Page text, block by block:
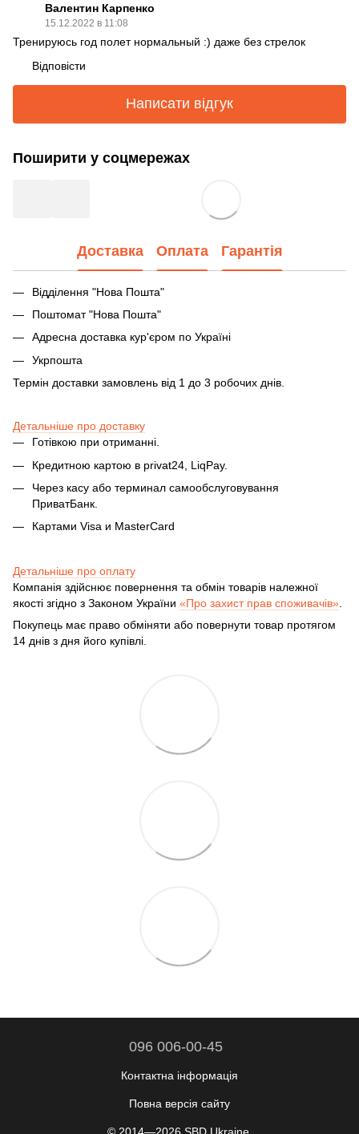
Валентин Карпенко
15.12.2022 в 11:08
Тренируюсь год полет нормальный :) даже без стрелок
Відповісти
Написати відгук
Поширити у соцмережах
Доставка Оплата Гарантія
Відділення "Нова Пошта"
Поштомат "Нова Пошта"
Адресна доставка кур'єром по Україні
Укрпошта
Термін доставки замовлень від 1 до 3 робочих днів.
Детальніше про доставку
Готівкою при отриманні.
Кредитною картою в privat24, LiqPay.
Через касу або терминал самообслуговування
ПриватБанк.
Картами Visa и MasterCard
Детальніше про оплату
Компанія здійснює повернення та обмін товарів належної
якості згідно з Законом України «Про захист прав споживачів»
Покупець має право обміняти або повернути товар протягом
14 днів з дня його купівлі.
096 006-00-45
Контактна інформація
Повна версія сайту